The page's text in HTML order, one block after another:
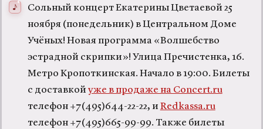
Сольный концерт Екатерины Цветаевой 25
ноября (понедельник) в Центральном Доме
Учёных! Новая программа «Волшебство
эстрадной скрипки»! Улица Пречистенка, 16.
Метро Кропоткинская. Начало в 19:00. Билеты
с доставкой уже в продаже на Concert.ru
телефон +7(495)644-22-22, и Redkassa.ru
телефон +7(495)665-99-99. Также билеты